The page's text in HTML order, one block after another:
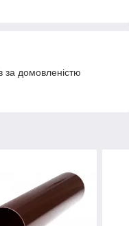
за домовленістю